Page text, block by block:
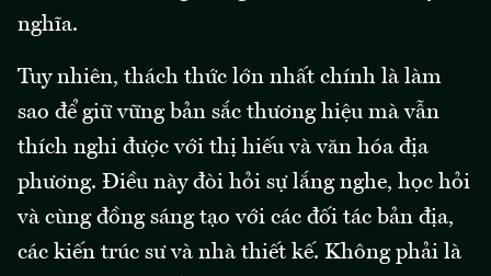
nghĩa.
Tuy nhiên, thách thức lớn nhất chính là làm
sao để giữ vững bản sắc thương hiệu mà vẫn
thích nghi được với thị hiếu và văn hóa địa
phương. Điều này đòi hỏi sự lắng nghe, học hỏi
và cùng đồng sáng tạo với các đối tác bản địa,
các kiến trúc sư và nhà thiết kế. Không phải là